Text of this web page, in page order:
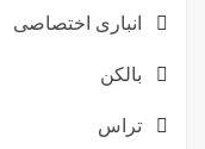
انباری اختصاصی
بالکن
تراس